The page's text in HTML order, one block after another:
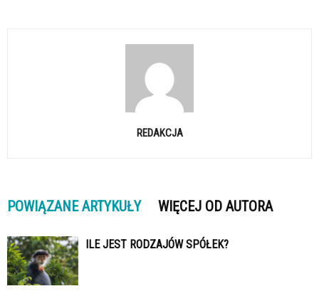
REDAKCJA
POWIĄZANE ARTYKUŁY WIĘCEJ OD AUTORA
ILE JEST RODZAJÓW SPÓŁEK?